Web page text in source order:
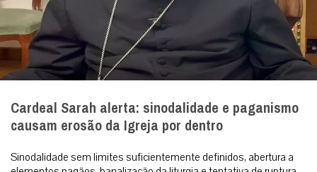
Cardeal Sarah alerta: sinodalidade e paganismo
causam erosão da Igreja por dentro
Sinodalidade sem limites suficientemente definidos, abertura a